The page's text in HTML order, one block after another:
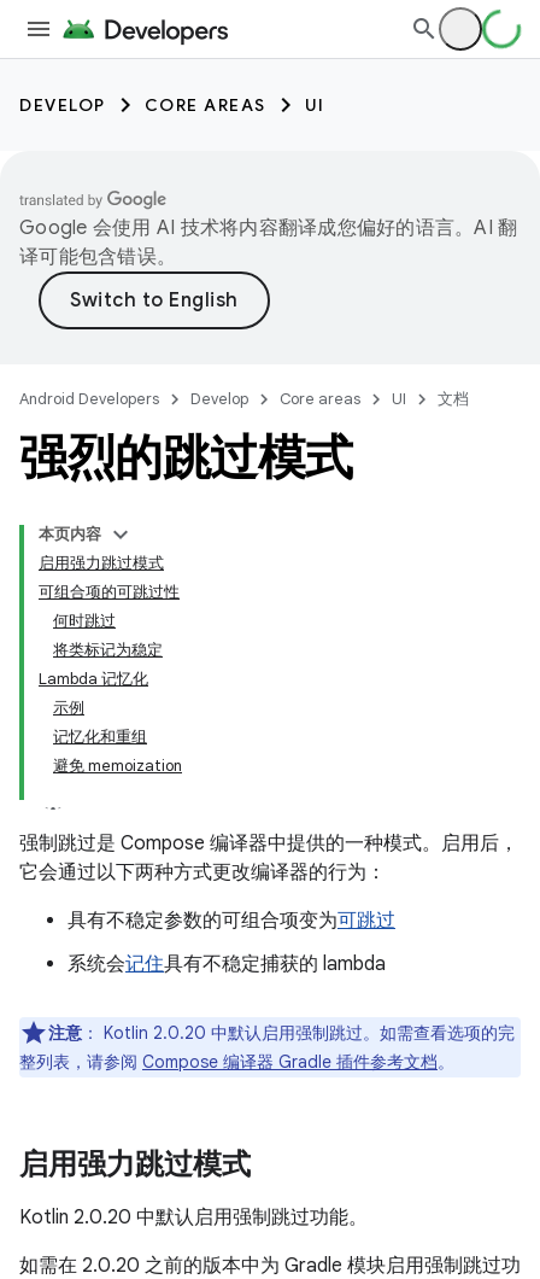
DEVELOP CORE AREAS UI
Google 会使用 AI 技术将内容翻译成您偏好的语言。AI 翻
译可能包含错误。
Android Developers Develop Core areas UI 文档
强烈的跳过模式
本页内容
启用强力跳过模式
可组合项的可跳过性
何时跳过
将类标记为稳定
Lambda 记忆化
示例
记忆化和重组
避免 memoization
强制跳过是 Compose 编译器中提供的一种模式。启用后，
它会通过以下两种方式更改编译器的行为：
具有不稳定参数的可组合项变为可跳过
系统会记住具有不稳定捕获的 lambda
注意 ： Kotlin 2.0.20 中默认启用强制跳过。如需查看选项的完
整列表，请参阅 Compose 编译器 Gradle 插件参考文档。
启用强力跳过模式
Kotlin 2.0.20 中默认启用强制跳过功能。
如需在 2.0.20 之前的版本中为 Gradle 模块启用强制跳过功